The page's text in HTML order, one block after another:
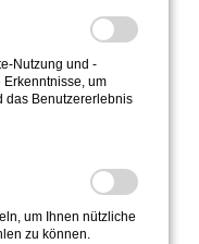
Nutzung und -
Erkenntnisse, um
das Benutzererlebnis
um Ihnen nützliche
zu können.